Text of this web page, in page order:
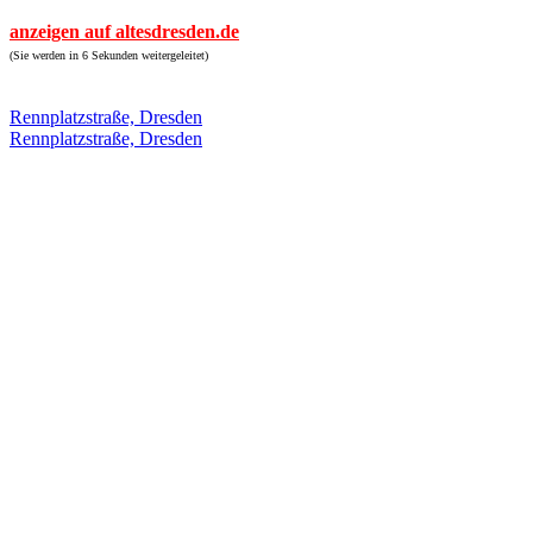
anzeigen auf altesdresden.de
(Sie werden in 6 Sekunden weitergeleitet)
Rennplatzstraße, Dresden
Rennplatzstraße, Dresden